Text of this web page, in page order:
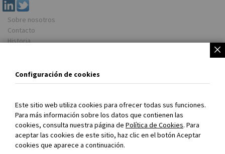
Sobre nosotros
Contacto
Historia
Dirección
Parque Empresarial Porto do Molle
36350 NIGRAN (Pontevedra)
Configuración de cookies
Este sitio web utiliza cookies para ofrecer todas sus funciones.
Para más información sobre los datos que contienen las
cookies, consulta nuestra página de Política de Cookies. Para
aceptar las cookies de este sitio, haz clic en el botón Aceptar
cookies que aparece a continuación.